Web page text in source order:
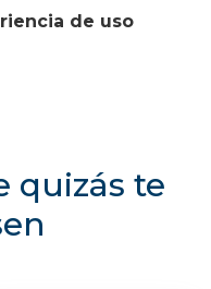
de uso
quizás te